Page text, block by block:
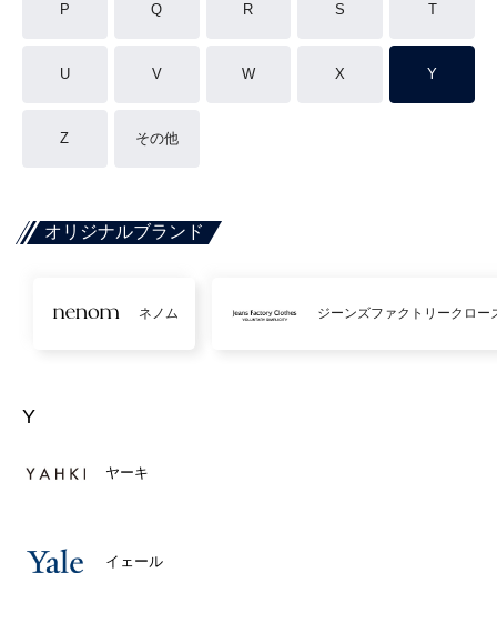
P Q R S T
U V W X Y
Z その他
オリジナルブランド
ネノム ジーンズファクトリークロー
Y
ヤーキ
イェール